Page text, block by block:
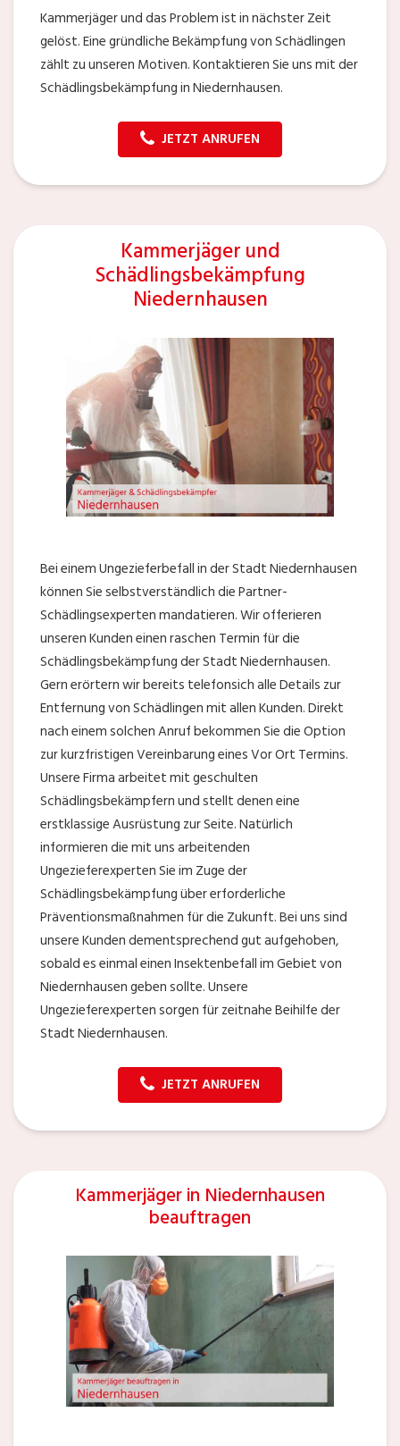
Kammerjäger und das Problem ist in nächster Zeit
gelöst. Eine gründliche Bekämpfung von Schädlingen
zählt zu unseren Motiven. Kontaktieren Sie uns mit der
Schädlingsbekämpfung in Niedernhausen.
JETZT ANRUFEN
Kammerjäger und
Schädlingsbekämpfung
Niedernhausen
Bei einem Ungezieferbefall in der Stadt Niedernhausen
können Sie selbstverständlich die Partner-
Schädlingsexperten mandatieren. Wir offerieren
unseren Kunden einen raschen Termin für die
Schädlingsbekämpfung der Stadt Niedernhausen.
Gern erörtern wir bereits telefonsich alle Details zur
Entfernung von Schädlingen mit allen Kunden. Direkt
nach einem solchen Anruf bekommen Sie die Option
zur kurzfristigen Vereinbarung eines Vor Ort Termins.
Unsere Firma arbeitet mit geschulten
Schädlingsbekämpfern und stellt denen eine
erstklassige Ausrüstung zur Seite. Natürlich
informieren die mit uns arbeitenden
Ungezieferexperten Sie im Zuge der
Schädlingsbekämpfung über erforderliche
Präventionsmaßnahmen für die Zukunft. Bei uns sind
unsere Kunden dementsprechend gut aufgehoben,
sobald es einmal einen Insektenbefall im Gebiet von
Niedernhausen geben sollte. Unsere
Ungezieferexperten sorgen für zeitnahe Beihilfe der
Stadt Niedernhausen.
JETZT ANRUFEN
Kammerjäger in Niedernhausen
beauftragen